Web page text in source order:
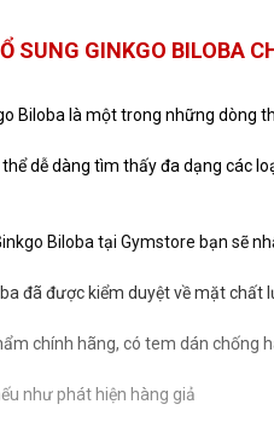
SUNG GINKGO BILOBA
Biloba là một trong những dòng
dễ dàng tìm thấy đa dạng các
Biloba tại Gymstore bạn sẽ
đã được kiểm duyệt về mặt chất
chính hãng, có tem dán chống
như phát hiện hàng giả